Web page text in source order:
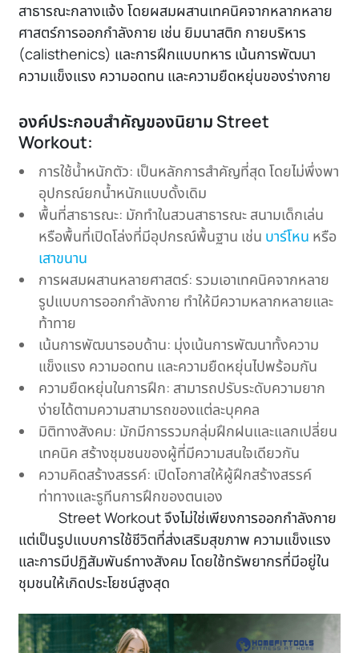
สาธารณะกลางแจ้ง โดยผสมผสานเทคนิคจากหลากหลาย
ศาสตร์การออกกำลังกาย เช่น ยิมนาสติก กายบริหาร
(calisthenics) และการฝึกแบบทหาร เน้นการพัฒนา
ความแข็งแรง ความอดทน และความยืดหยุ่นของร่างกาย
องค์ประกอบสำคัญของนิยาม Street
Workout:
การใช้น้ำหนักตัว: เป็นหลักการสำคัญที่สุด โดยไม่พึ่งพา
อุปกรณ์ยกน้ำหนักแบบดั้งเดิม
พื้นที่สาธารณะ: มักทำในสวนสาธารณะ สนามเด็กเล่น
หรือพื้นที่เปิดโล่งที่มีอุปกรณ์พื้นฐาน เช่น บาร์โหน หรือ
เสาขนาน
การผสมผสานหลายศาสตร์: รวมเอาเทคนิคจากหลาย
รูปแบบการออกกำลังกาย ทำให้มีความหลากหลายและ
ท้าทาย
เน้นการพัฒนารอบด้าน: มุ่งเน้นการพัฒนาทั้งความ
แข็งแรง ความอดทน และความยืดหยุ่นไปพร้อมกัน
ความยืดหยุ่นในการฝึก: สามารถปรับระดับความยาก
ง่ายได้ตามความสามารถของแต่ละบุคคล
มิติทางสังคม: มักมีการรวมกลุ่มฝึกฝนและแลกเปลี่ยน
เทคนิค สร้างชุมชนของผู้ที่มีความสนใจเดียวกัน
ความคิดสร้างสรรค์: เปิดโอกาสให้ผู้ฝึกสร้างสรรค์
ท่าทางและรูทีนการฝึกของตนเอง
Street Workout จึงไม่ใช่เพียงการออกกำลังกาย
แต่เป็นรูปแบบการใช้ชีวิตที่ส่งเสริมสุขภาพ ความแข็งแรง
และการมีปฏิสัมพันธ์ทางสังคม โดยใช้ทรัพยากรที่มีอยู่ใน
ชุมชนให้เกิดประโยชน์สูงสุด